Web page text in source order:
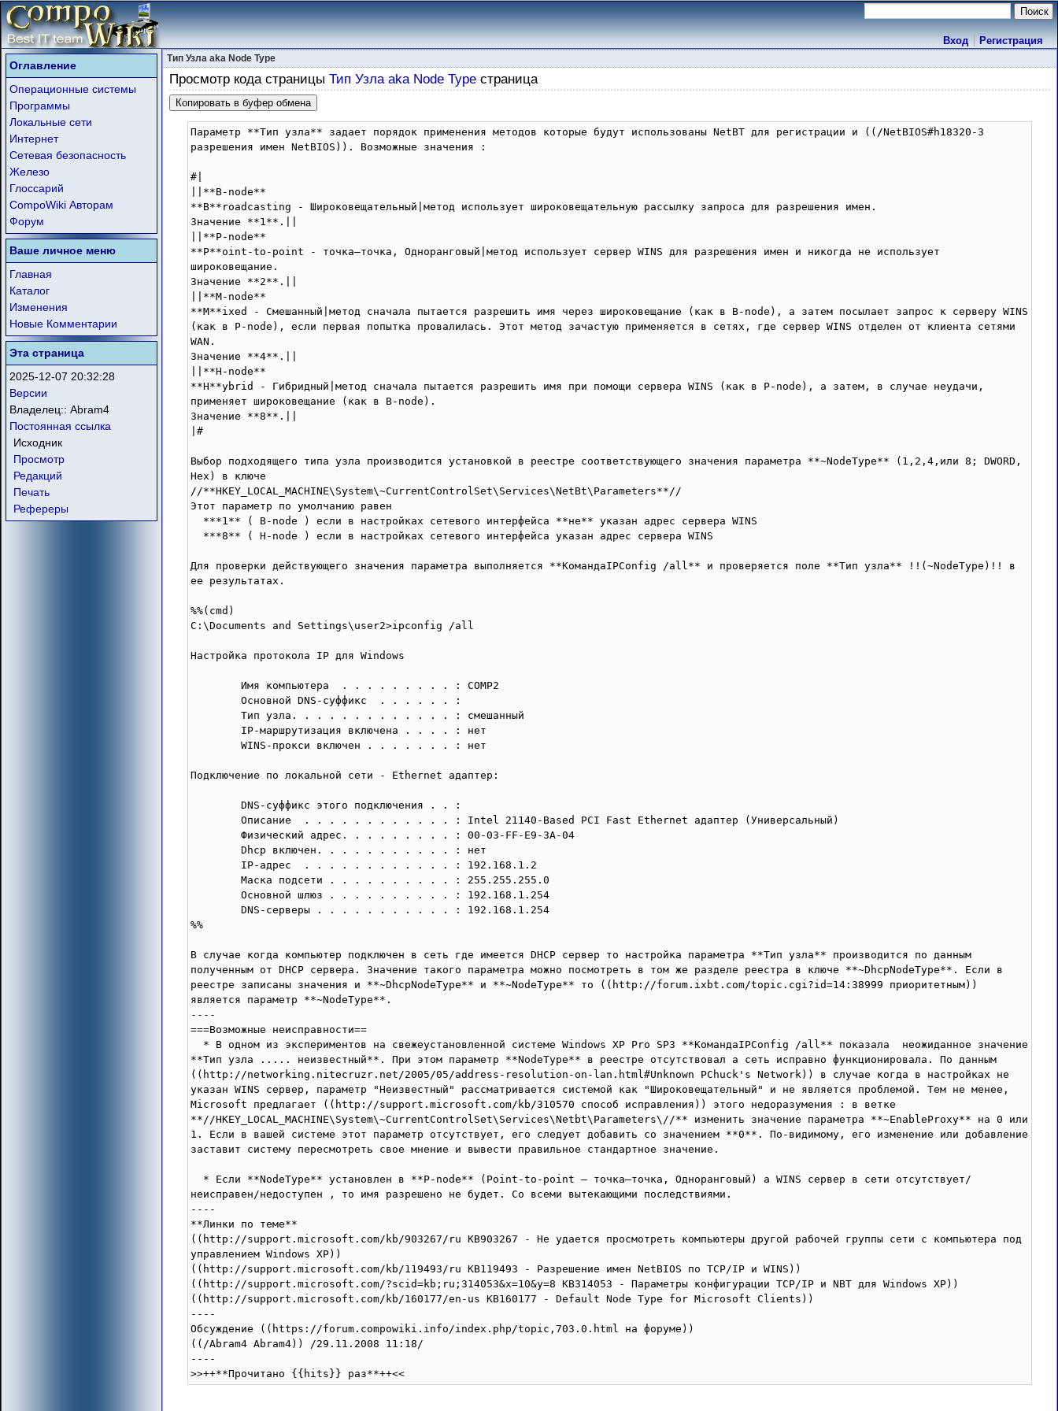
Вход Регистрация
Оглавление
Операционные системы
Программы
Локальные сети
Интернет
Сетевая безопасность
Железо
Глоссарий
CompoWiki Авторам
Форум
Ваше личное меню
Главная
Каталог
Изменения
Новые Комментарии
Эта страница
2025-12-07 20:32:28
Версии
Владелец:: Abram4
Постоянная ссылка
Исходник
Просмотр
Редакций
Печать
Рефереры
Тип Узла aka Node Type
Просмотр кода страницы Тип Узла aka Node Type страница
Копировать в буфер обмена
Параметр **Тип узла** задает порядок применения методов которые будут использованы NetBT для регистрации и ((/NetBIOS#h18320-3
разрешения имен NetBIOS)). Возможные значения :
#|
||**B-node**
**B**roadcasting - Широковещательный|метод использует широковещательную рассылку запроса для разрешения имен.
Значение **1**.||
||**P-node**
**P**oint-to-point - точка–точка, Одноранговый|метод использует сервер WINS для разрешения имен и никогда не использует
широковещание.
Значение **2**.||
||**M-node**
**M**ixed - Смешанный|метод сначала пытается разрешить имя через широковещание (как в B-node), а затем посылает запрос к серверу WINS
(как в P-node), если первая попытка провалилась. Этот метод зачастую применяется в сетях, где сервер WINS отделен от клиента сетями
WAN.
Значение **4**.||
||**H-node**
**H**ybrid - Гибридный|метод сначала пытается разрешить имя при помощи сервера WINS (как в P-node), а затем, в случае неудачи,
применяет широковещание (как в B-node).
Значение **8**.||
|#
Выбор подходящего типа узла производится установкой в реестре соответствующего значения параметра **~NodeType** (1,2,4,или 8; DWORD,
Hex) в ключе
//**HKEY_LOCAL_MACHINE\System\~CurrentControlSet\Services\NetBt\Parameters**//
Этот параметр по умолчанию равен
***1** ( B-node ) если в настройках сетевого интерфейса **не** указан адрес сервера WINS
***8** ( H-node ) если в настройках сетевого интерфейса указан адрес сервера WINS
Для проверки действующего значения параметра выполняется **КомандаIPConfig /all** и проверяется поле **Тип узла** !!(~NodeType)!! в
ее результатах.
%%(cmd)
C:\Documents and Settings\user2>ipconfig /all
Настройка протокола IP для Windows
Имя компьютера  . . . . . . . . . : COMP2
Основной DNS-суффикс  . . . . . . :
Тип узла. . . . . . . . . . . . . : смешанный
IP-маршрутизация включена . . . . : нет
WINS-прокси включен . . . . . . . : нет
Подключение по локальной сети - Ethernet адаптер:
DNS-суффикс этого подключения . . :
Описание  . . . . . . . . . . . . : Intel 21140-Based PCI Fast Ethernet адаптер (Универсальный)
Физический адрес. . . . . . . . . : 00-03-FF-E9-3A-04
Dhcp включен. . . . . . . . . . . : нет
IP-адрес  . . . . . . . . . . . . : 192.168.1.2
Маска подсети . . . . . . . . . . : 255.255.255.0
Основной шлюз . . . . . . . . . . : 192.168.1.254
DNS-серверы . . . . . . . . . . . : 192.168.1.254
%%
В случае когда компьютер подключен в сеть где имеется DHCP сервер то настройка параметра **Тип узла** производится по данным
полученным от DHCP сервера. Значение такого параметра можно посмотреть в том же разделе реестра в ключе **~DhcpNodeType**. Если в
реестре записаны значения и **~DhcpNodeType** и **~NodeType** то ((http://forum.ixbt.com/topic.cgi?id=14:38999 приоритетным))
является параметр **~NodeType**.
----
===Возможные неисправности==
* В одном из экспериментов на свежеустановленной системе Windows XP Pro SP3 **КомандаIPConfig /all** показала  неожиданное значение
**Тип узла ..... неизвестный**. При этом параметр **NodeType** в реестре отсутствовал а сеть исправно функционировала. По данным
((http://networking.nitecruzr.net/2005/05/address-resolution-on-lan.html#Unknown PChuck's Network)) в случае когда в настройках не
указан WINS сервер, параметр "Неизвестный" рассматривается системой как "Широковещательный" и не является проблемой. Тем не менее,
Microsoft предлагает ((http://support.microsoft.com/kb/310570 способ исправления)) этого недоразумения : в ветке
**//HKEY_LOCAL_MACHINE\System\~CurrentControlSet\Services\Netbt\Parameters\//** изменить значение параметра **~EnableProxy** на 0 или
1. Если в вашей системе этот параметр отсутствует, его следует добавить со значением **0**. По-видимому, его изменение или добавление
заставит систему пересмотреть свое мнение и вывести правильное стандартное значение.
* Если **NodeType** установлен в **P-node** (Point-to-point – точка–точка, Одноранговый) а WINS сервер в сети отсутствует/
неисправен/недоступен , то имя разрешено не будет. Со всеми вытекающими последствиями.
----
**Линки по теме**
((http://support.microsoft.com/kb/903267/ru KB903267 - Не удается просмотреть компьютеры другой рабочей группы сети с компьютера под
управлением Windows XP))
((http://support.microsoft.com/kb/119493/ru KB119493 - Разрешение имен NetBIOS по TCP/IP и WINS))
((http://support.microsoft.com/?scid=kb;ru;314053&x=10&y=8 KB314053 - Параметры конфигурации TCP/IP и NBT для Windows XP))
((http://support.microsoft.com/kb/160177/en-us KB160177 - Default Node Type for Microsoft Clients))
----
Обсуждение ((https://forum.compowiki.info/index.php/topic,703.0.html на форуме))
((/Abram4 Abram4)) /29.11.2008 11:18/
----
>>++**Прочитано {{hits}} раз**++<<